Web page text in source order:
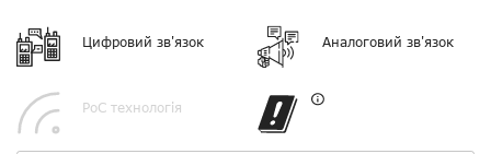
Цифровий зв'язок Аналоговий зв'язок
PoC технологія
Посилання на відео з Youtube: